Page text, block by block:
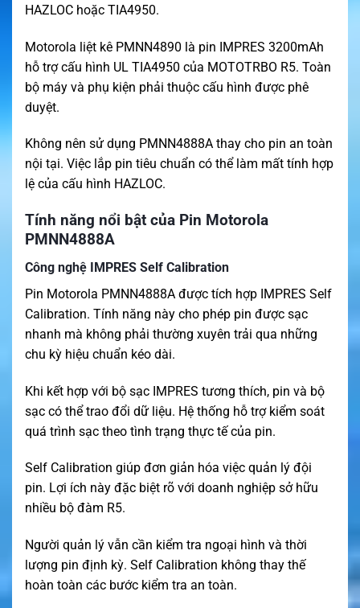
HAZLOC hoặc TIA4950.
Motorola liệt kê PMNN4890 là pin IMPRES 3200mAh
hỗ trợ cấu hình UL TIA4950 của MOTOTRBO R5. Toàn
bộ máy và phụ kiện phải thuộc cấu hình được phê
duyệt.
Không nên sử dụng PMNN4888A thay cho pin an toàn
nội tại. Việc lắp pin tiêu chuẩn có thể làm mất tính hợp
lệ của cấu hình HAZLOC.
Tính năng nổi bật của Pin Motorola
PMNN4888A
Công nghệ IMPRES Self Calibration
Pin Motorola PMNN4888A được tích hợp IMPRES Self
Calibration. Tính năng này cho phép pin được sạc
nhanh mà không phải thường xuyên trải qua những
chu kỳ hiệu chuẩn kéo dài.
Khi kết hợp với bộ sạc IMPRES tương thích, pin và bộ
sạc có thể trao đổi dữ liệu. Hệ thống hỗ trợ kiểm soát
quá trình sạc theo tình trạng thực tế của pin.
Self Calibration giúp đơn giản hóa việc quản lý đội
pin. Lợi ích này đặc biệt rõ với doanh nghiệp sở hữu
nhiều bộ đàm R5.
Người quản lý vẫn cần kiểm tra ngoại hình và thời
lượng pin định kỳ. Self Calibration không thay thế
hoàn toàn các bước kiểm tra an toàn.